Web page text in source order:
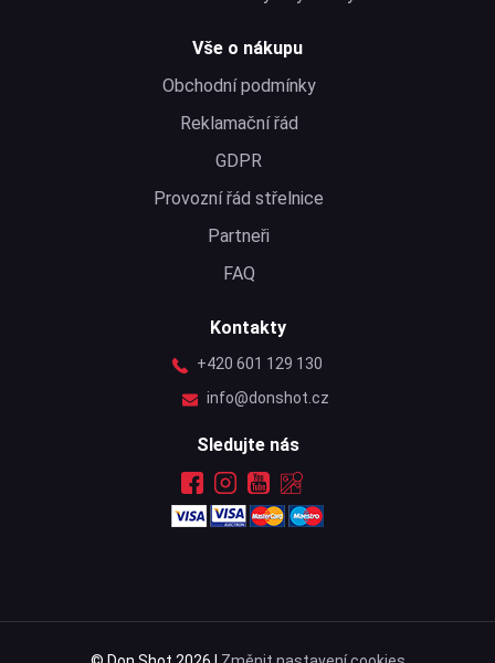
Vše o nákupu
Obchodní podmínky
Reklamační řád
GDPR
Provozní řád střelnice
Partneři
FAQ
Kontakty
+420 601 129 130
info@donshot.cz
Sledujte nás